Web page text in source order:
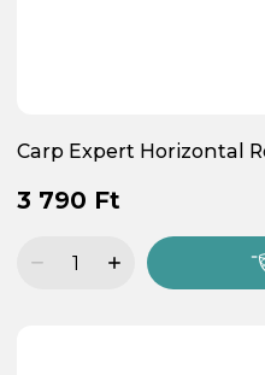
Carp Expert Horizontal
3 790 Ft